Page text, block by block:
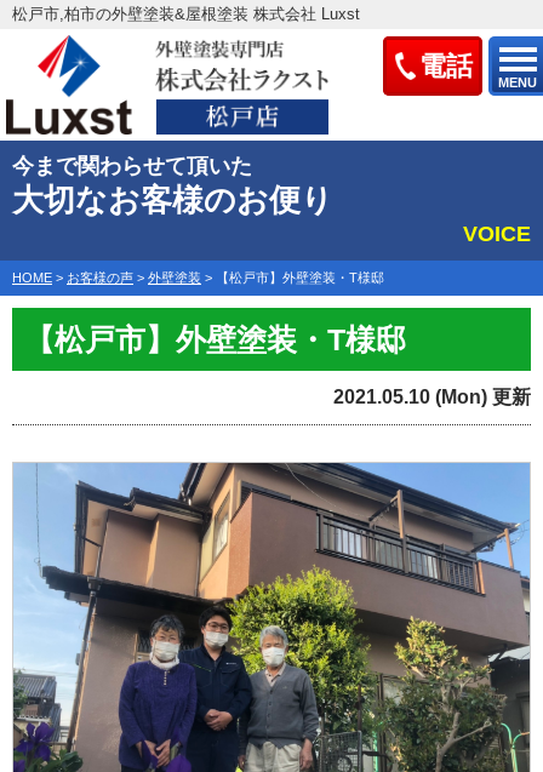
電話
MENU
松戸市,柏市の外壁塗装&屋根塗装 株式会社 Luxst
今まで関わらせて頂いた
大切なお客様のお便り
VOICE
HOME > お客様の声 > 外壁塗装 > 【松戸市】外壁塗装・T様邸
【松戸市】外壁塗装・T様邸
2021.05.10 (Mon) 更新